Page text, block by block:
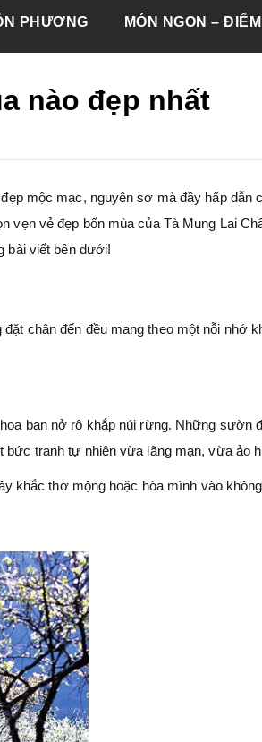
PHƯƠNG MÓN NGON –
nào đẹp nhất
mộc mạc, nguyên sơ mà đầy hấp dẫn
vẹn vẻ đẹp bốn mùa của Tà Mung Lai
bài viết bên dưới!
chân đến đều mang theo một nỗi nhớ
ban nở rộ khắp núi rừng. Những sườn
bức tranh tự nhiên vừa lãng mạn, vừa ảo
khắc thơ mộng hoặc hòa mình vào